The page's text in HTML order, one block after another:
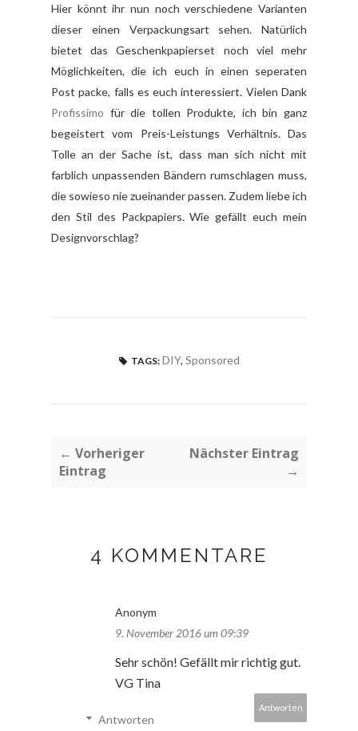
Hier könnt ihr nun noch verschiedene Varianten
dieser einen Verpackungsart sehen. Natürlich
bietet das Geschenkpapierset noch viel mehr
Möglichkeiten, die ich euch in einen seperaten
Post packe, falls es euch interessiert. Vielen Dank
Profissimo für die tollen Produkte, ich bin ganz
begeistert vom Preis-Leistungs Verhältnis. Das
Tolle an der Sache ist, dass man sich nicht mit
farblich unpassenden Bändern rumschlagen muss,
die sowieso nie zueinander passen. Zudem liebe ich
den Stil des Packpapiers. Wie gefällt euch mein
Designvorschlag?
TAGS: DIY, Sponsored
← Vorheriger
Eintrag
Nächster Eintrag
→
4 KOMMENTARE
Anonym
9. November 2016 um 09:39
Sehr schön! Gefällt mir richtig gut.
VG Tina
Antworten
Antworten